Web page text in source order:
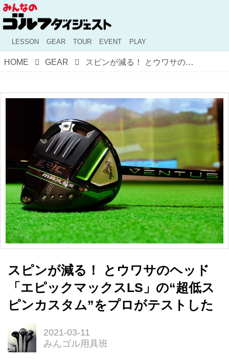
LESSON GEAR TOUR EVENT PLAY
HOME GEAR スピンが減る！ とウワサのヘッド「エピックマックスLS」の“超低スピンカスタム”をプロがテストした
スピンが減る！ とウワサのヘッド
「エピックマックスLS」の“超低ス
ピンカスタム”をプロがテストした
2021-03-11
みんゴル用具班